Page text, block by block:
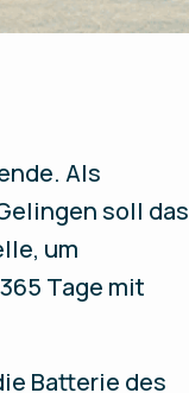
Als
soll das
um
Tage mit
Batterie des